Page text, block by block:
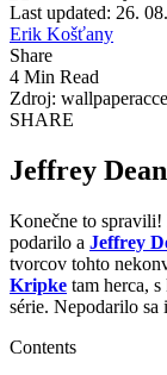
Last updated: 26.
Erik Košťany
Share
4 Min Read
Zdroj:
SHARE
Jeffrey
Konečne to spravili!
podarilo a Jeffrey
tvorcov tohto
Kripke tam herca,
série. Nepodarilo sa
Contents